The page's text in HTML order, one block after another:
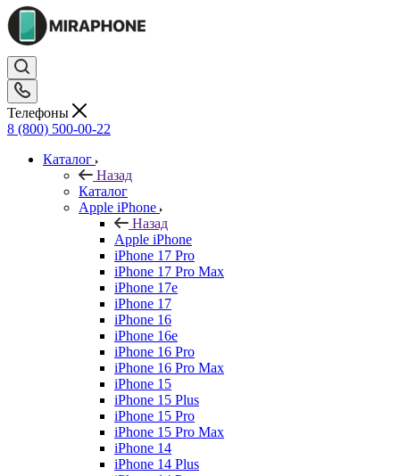
Телефоны
8 (800) 500-00-22
Каталог
Назад
Каталог
Apple iPhone
Назад
Apple iPhone
iPhone 17 Pro
iPhone 17 Pro Max
iPhone 17e
iPhone 17
iPhone 16
iPhone 16e
iPhone 16 Pro
iPhone 16 Pro Max
iPhone 15
iPhone 15 Plus
iPhone 15 Pro
iPhone 15 Pro Max
iPhone 14
iPhone 14 Plus